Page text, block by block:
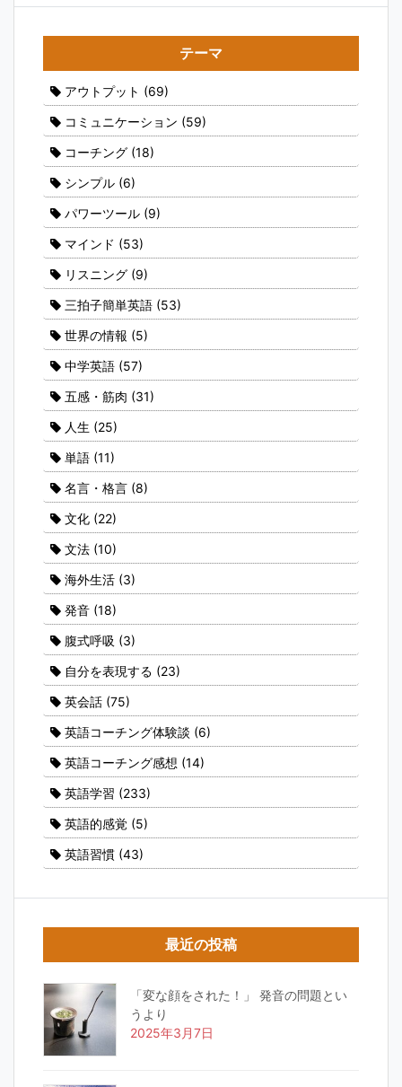
テーマ
アウトプット (69)
コミュニケーション (59)
コーチング (18)
シンプル (6)
パワーツール (9)
マインド (53)
リスニング (9)
三拍子簡単英語 (53)
世界の情報 (5)
中学英語 (57)
五感・筋肉 (31)
人生 (25)
単語 (11)
名言・格言 (8)
文化 (22)
文法 (10)
海外生活 (3)
発音 (18)
腹式呼吸 (3)
自分を表現する (23)
英会話 (75)
英語コーチング体験談 (6)
英語コーチング感想 (14)
英語学習 (233)
英語的感覚 (5)
英語習慣 (43)
最近の投稿
「変な顔をされた！」 発音の問題とい
うより
2025年3月7日